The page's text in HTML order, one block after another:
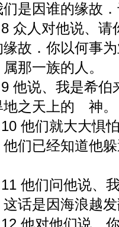
们是因谁的缘故
众人对他说、请
缘故．你以何事
那一族的人。
他说、我是希伯
地之天上的 神。
他们就大大惧
他们已经知道他
他们问他说、
这话是因海浪越
他对他们说、